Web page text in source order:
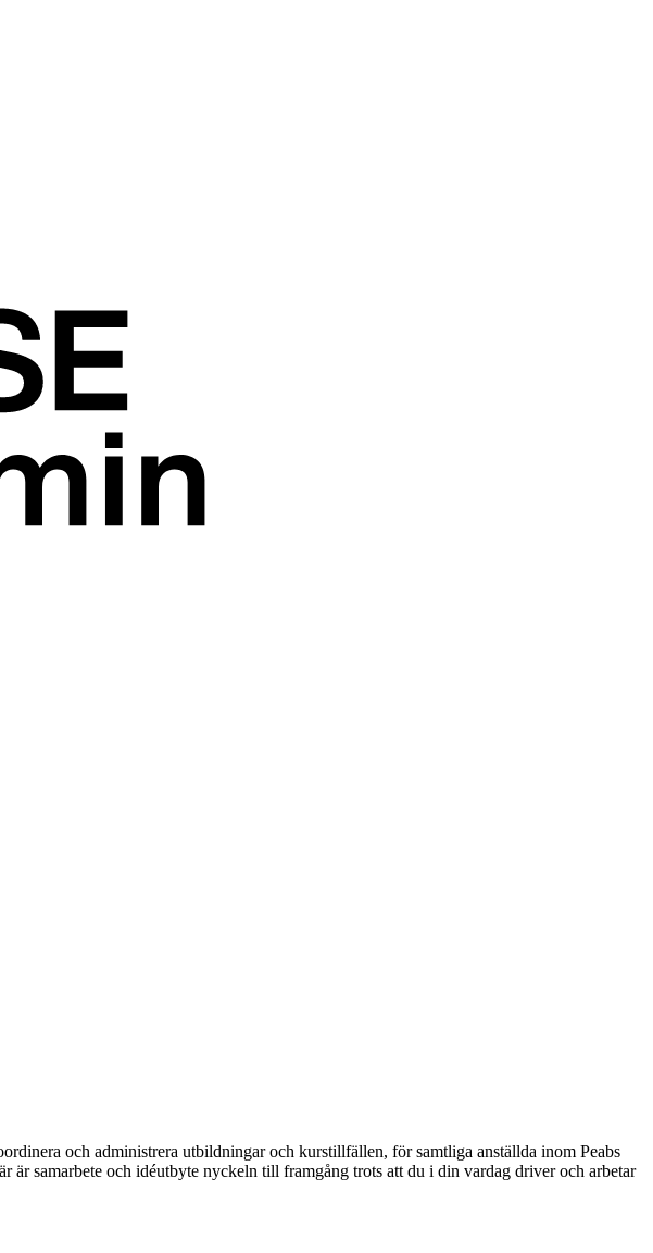
och administrera utbildningar och kurstillfällen, för samtliga anställda inom Peabs
är samarbete och idéutbyte nyckeln till framgång trots att du i din vardag driver och arbetar